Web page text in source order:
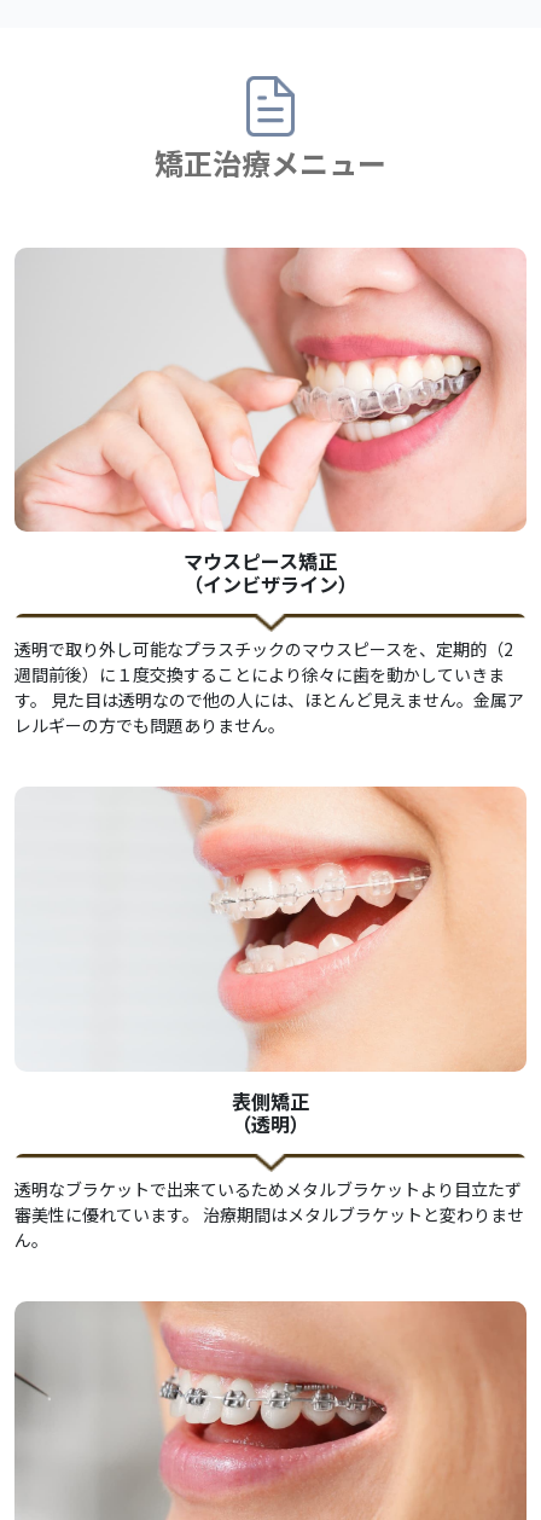
矯正治療メニュー
マウスピース矯正
（インビザライン）
透明で取り外し可能なプラスチックのマウスピースを、定期的（2
週間前後）に１度交換することにより徐々に歯を動かしていきま
す。 見た目は透明なので他の人には、ほとんど見えません。金属ア
レルギーの方でも問題ありません。
表側矯正
（透明）
透明なブラケットで出来ているためメタルブラケットより目立たず
審美性に優れています。 治療期間はメタルブラケットと変わりませ
ん。